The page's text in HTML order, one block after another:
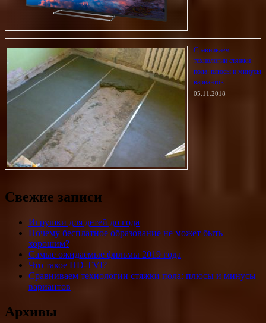
Сравниваем
технологии стяжки
пола: плюсы и минусы
вариантов
05.11.2018
Свежие записи
Игрушки для детей до года
Почему бесплатное образование не может быть
хорошим?
Самые ожидаемые фильмы 2019 года
Что такое HD-TVI?
Сравниваем технологии стяжки пола: плюсы и минусы
вариантов
Архивы